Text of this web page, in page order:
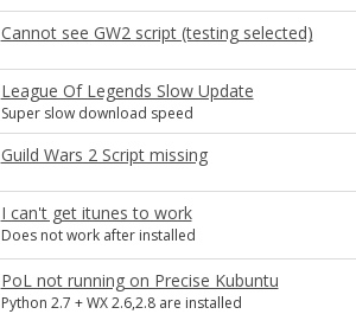
Cannot see GW2 script (testing selected)
League Of Legends Slow Update
Super slow download speed
Guild Wars 2 Script missing
I can't get itunes to work
Does not work after installed
PoL not running on Precise Kubuntu
Python 2.7 + WX 2.6,2.8 are installed